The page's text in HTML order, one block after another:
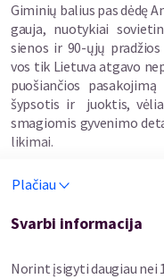
Giminių balius pas dėdę
gauja, nuotykiai
sienos ir 90-ųjų pradžios
vos tik Lietuva atgavo
puošiančios
šypsotis ir juoktis,
smagiomis gyvenimo
likimai.
Spektaklis gimė po 27
pasakų kraštas ar
mėgstamiausios
Plačiau
Svarbi informacija
Norint įsigyti daugiau nei